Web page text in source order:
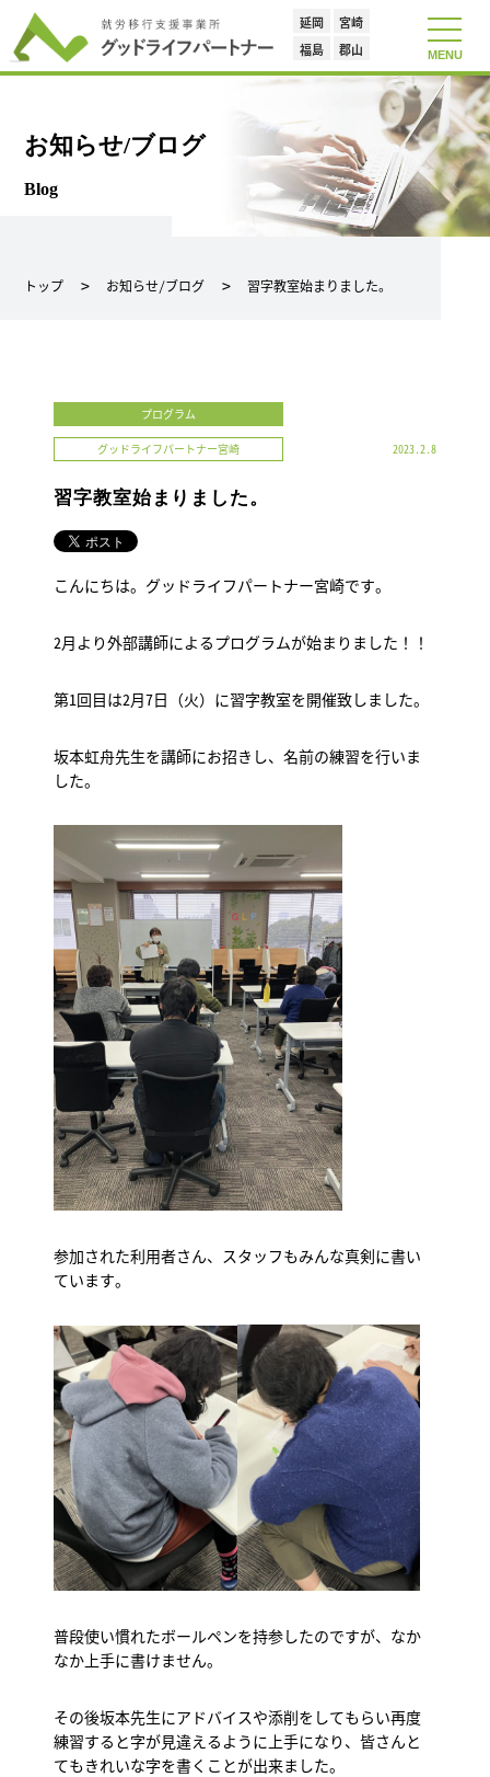
延岡
宮崎
福島
郡山
toggle
MENU
お知らせ/ブログ
Blog
トップ お知らせ/ブログ 習字教室始まりました。
プログラム
グッドライフパートナー宮崎 2023.2.8
習字教室始まりました。
こんにちは。グッドライフパートナー宮崎です。
2月より外部講師によるプログラムが始まりました！！
第1回目は2月7日（火）に習字教室を開催致しました。
坂本虹舟先生を講師にお招きし、名前の練習を行いま
した。
参加された利用者さん、スタッフもみんな真剣に書い
ています。
普段使い慣れたボールペンを持参したのですが、なか
なか上手に書けません。
その後坂本先生にアドバイスや添削をしてもらい再度
練習すると字が見違えるように上手になり、皆さんと
てもきれいな字を書くことが出来ました。